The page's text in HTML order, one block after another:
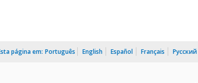
página em: Português English Español Français Русский